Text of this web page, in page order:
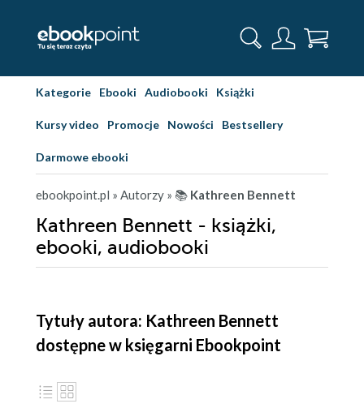
Kategorie Ebooki Audiobooki Książki
Kursy video Promocje Nowości Bestsellery
Darmowe ebooki
ebookpoint.pl » Autorzy » 📚 Kathreen Bennett
Kathreen Bennett - książki,
ebooki, audiobooki
Tytuły autora: Kathreen Bennett
dostępne w księgarni Ebookpoint